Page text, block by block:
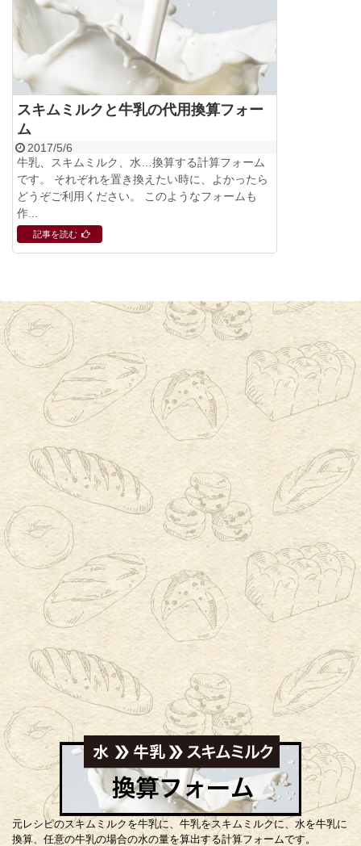
スキムミルクと牛乳の代用換算フォー
ム
2017/5/6
牛乳、スキムミルク、水…換算する計算フォーム
です。 それぞれを置き換えたい時に、よかったら
どうぞご利用ください。 このようなフォームも
作...
記事を読む
元レシピのスキムミルクを牛乳に、牛乳をスキムミルクに、水を牛乳に
換算、任意の牛乳の場合の水の量を算出する計算フォームです。